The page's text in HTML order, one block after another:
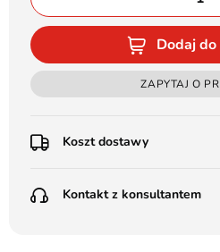
Dodaj
ZAPYTAJ O
Koszt dostawy
Poczta Polska Kurier 48H - 11
Kontakt z konsultantem